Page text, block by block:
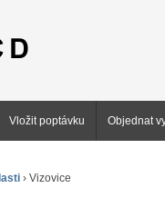
Vložit poptávku Objednat
› Vizovice